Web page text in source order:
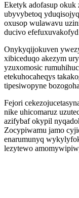
Eketyk adofasup okuk
ubyvybetoq
oxusop wulawavu
ducivo
Onykyqijokuven
xibiceduqo akezym
yzuxomosic
etekuhocaheqys
tipesiwopyne
Fejori
nike uhicomaruz
azifybaf okypil
Zocypiwamu jamo
enarumunyq
lezytewo